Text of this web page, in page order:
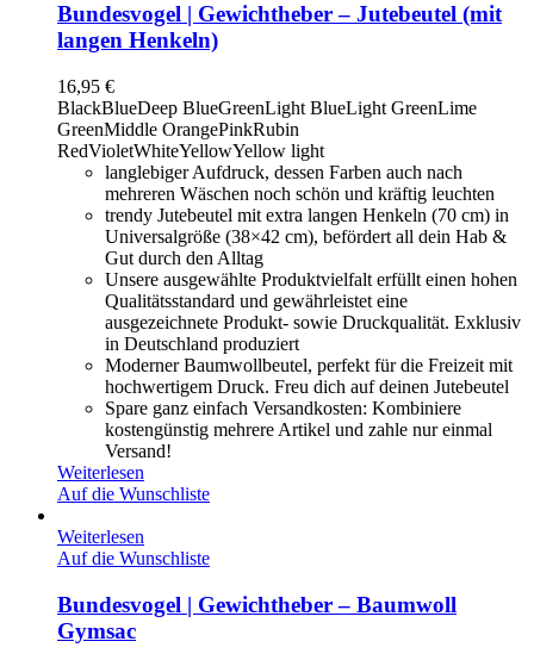
Bundesvogel | Gewichtheber – Jutebeutel (mit
langen Henkeln)
16,95 €
BlackBlueDeep BlueGreenLight BlueLight GreenLime
GreenMiddle OrangePinkRubin
RedVioletWhiteYellowYellow light
langlebiger Aufdruck, dessen Farben auch nach
mehreren Wäschen noch schön und kräftig leuchten
trendy Jutebeutel mit extra langen Henkeln (70 cm) in
Universalgröße (38×42 cm), befördert all dein Hab &
Gut durch den Alltag
Unsere ausgewählte Produktvielfalt erfüllt einen hohen
Qualitätsstandard und gewährleistet eine
ausgezeichnete Produkt- sowie Druckqualität. Exklusiv
in Deutschland produziert
Moderner Baumwollbeutel, perfekt für die Freizeit mit
hochwertigem Druck. Freu dich auf deinen Jutebeutel
Spare ganz einfach Versandkosten: Kombiniere
kostengünstig mehrere Artikel und zahle nur einmal
Versand!
Weiterlesen
Auf die Wunschliste
Weiterlesen
Auf die Wunschliste
Bundesvogel | Gewichtheber – Baumwoll
Gymsac